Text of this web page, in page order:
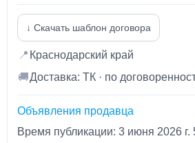
↓ Скачать шаблон договора
📍 Краснодарский край
🚚Доставка: ТК · по
Объявления продавца
Время публикации: 3 июня 2026 г.